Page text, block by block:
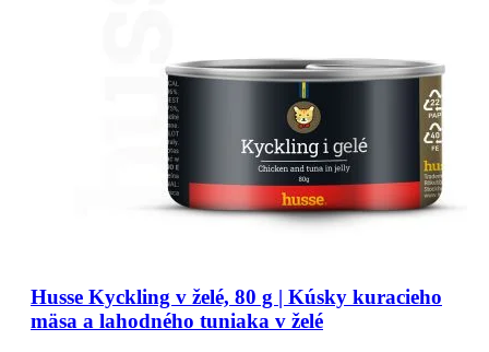
Husse Kyckling v želé, 80 g | Kúsky kuracieho
mäsa a lahodného tuniaka v želé